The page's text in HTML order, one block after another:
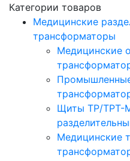
Категории товаров
Медицинские
трансформаторы
Медицинские
Щиты ТР/ТРТ-
Медицинские